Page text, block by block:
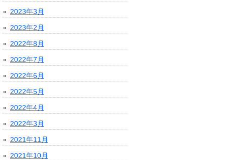
2023年3月
2023年2月
2022年8月
2022年7月
2022年6月
2022年5月
2022年4月
2022年3月
2021年11月
2021年10月